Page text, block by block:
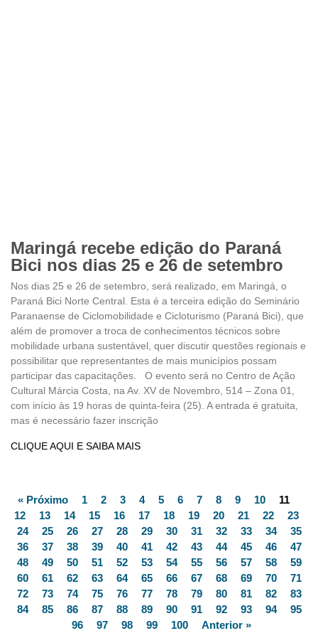
Maringá recebe edição do Paraná
Bici nos dias 25 e 26 de setembro
Nos dias 25 e 26 de setembro, será realizado, em Maringá, o
Paraná Bici Norte Central. Esta é a terceira edição do Seminário
Paranaense de Ciclomobilidade e Cicloturismo (Paraná Bici), que
além de promover a troca de conhecimentos técnicos sobre
mobilidade urbana sustentável, quer discutir questões regionais e
possibilitar que representantes de mais municípios possam
participar das capacitações. O evento será no Centro de Ação
Cultural Márcia Costa, na Av. XV de Novembro, 514 – Zona 01,
com início às 19 horas de quinta-feira (25). A entrada é gratuita,
mas é necessário fazer inscrição
CLIQUE AQUI E SAIBA MAIS
« Próximo 1 2 3 4 5 6 7 8 9 10
11
12
13 14 15 16 17 18 19 20 21 22
23
24
25 26 27 28 29 30 31 32 33 34
35
36
37 38 39 40 41 42 43 44 45 46
47
48
49 50 51 52 53 54 55 56 57 58
59
60
61 62 63 64 65 66 67 68 69 70
71
72
73 74 75 76 77 78 79 80 81 82
83
84
85 86 87 88 89 90 91 92 93 94
95
96
97 98 99 100 Anterior »